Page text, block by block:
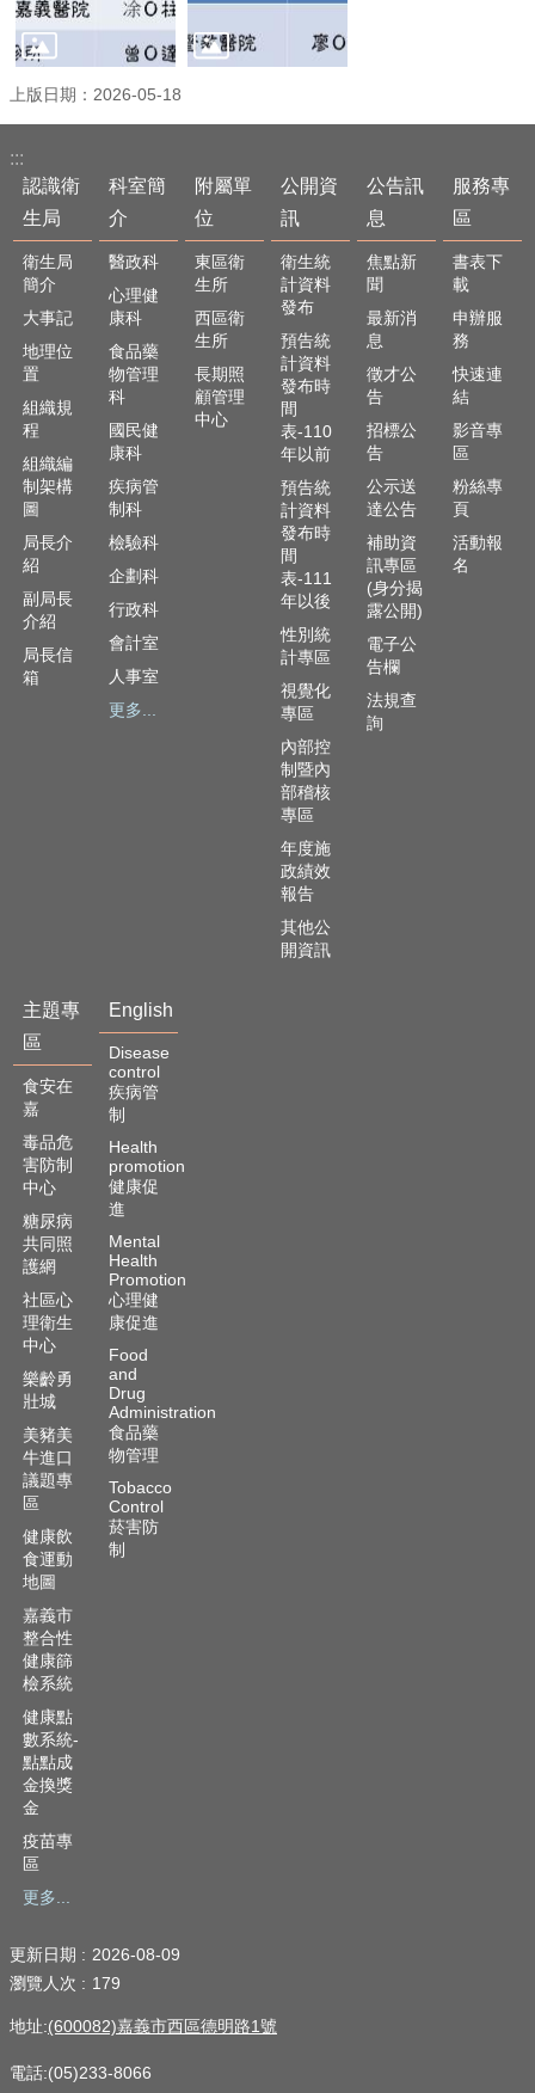
上版日期：2026-05-18
:::
認識衛
生局
衛生局
簡介
大事記
地理位
置
組織規
程
組織編
制架構
圖
局長介
紹
副局長
介紹
局長信
箱
科室簡
介
醫政科
心理健
康科
食品藥
物管理
科
國民健
康科
疾病管
制科
檢驗科
企劃科
行政科
會計室
人事室
更多...
附屬單
位
東區衛
生所
西區衛
生所
長期照
顧管理
中心
公開資
訊
衛生統
計資料
發布
預告統
計資料
發布時
間
表-110
年以前
預告統
計資料
發布時
間
表-111
年以後
性別統
計專區
視覺化
專區
內部控
制暨內
部稽核
專區
年度施
政績效
報告
其他公
開資訊
公告訊
息
焦點新
聞
最新消
息
徵才公
告
招標公
告
公示送
達公告
補助資
訊專區
(身分揭
露公開)
電子公
告欄
法規查
詢
服務專
區
書表下
載
申辦服
務
快速連
結
影音專
區
粉絲專
頁
活動報
名
主題專
區
食安在
嘉
毒品危
害防制
中心
糖尿病
共同照
護網
社區心
理衛生
中心
樂齡勇
壯城
美豬美
牛進口
議題專
區
健康飲
食運動
地圖
嘉義市
整合性
健康篩
檢系統
健康點
數系統-
點點成
金換獎
金
疫苗專
區
更多...
English
Disease
control
疾病管
制
Health
promotion
健康促
進
Mental
Health
Promotion
心理健
康促進
Food
and
Drug
Administration
食品藥
物管理
Tobacco
Control
菸害防
制
更新日期
2026-08-09
瀏覽人次
179
地址:(600082)嘉義市西區德明路1號
電話:(05)233-8066